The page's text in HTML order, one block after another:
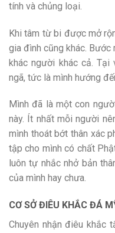
tính và chủng loại.
Khi tâm từ bi được mở
gia đình cũng khác. Bước
khác người khác cả.
ngã, tức là mình hướng
Mình đã là một con
này. Ít nhất mỗi người
mình thoát bớt thân xác
tập cho mình có chất
luôn tự nhắc nhở bản
của mình hay chưa.
CƠ SỞ ĐIÊU KHẮC ĐÁ
Chuyên nhận điêu khắc